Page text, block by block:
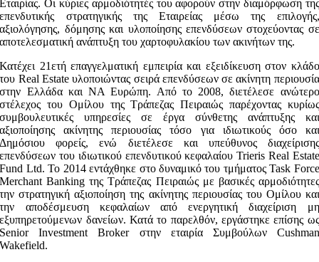
Εταιρίας. Οι κύριες αρμοδιότητές του αφορούν στην διαμόρφωση της
επενδυτικής στρατηγικής της Εταιρείας μέσω της επιλογής,
αξιολόγησης, δόμησης και υλοποίησης επενδύσεων στοχεύοντας σε
αποτελεσματική ανάπτυξη του χαρτοφυλακίου των ακινήτων της.
Κατέχει 21ετή επαγγελματική εμπειρία και εξειδίκευση στον κλάδο
του Real Estate υλοποιώντας σειρά επενδύσεων σε ακίνητη περιουσία
στην Ελλάδα και ΝΑ Ευρώπη. Από το 2008, διετέλεσε ανώτερο
στέλεχος του Ομίλου της Τράπεζας Πειραιώς παρέχοντας κυρίως
συμβουλευτικές υπηρεσίες σε έργα σύνθετης ανάπτυξης και
αξιοποίησης ακίνητης περιουσίας τόσο για ιδιωτικούς όσο και
Δημόσιου φορείς, ενώ διετέλεσε και υπεύθυνος διαχείρισης
επενδύσεων του ιδιωτικού επενδυτικού κεφαλαίου Trieris Real Estate
Fund Ltd. Το 2014 εντάχθηκε στο δυναμικό του τμήματος Task Force
Merchant Banking της Τράπεζας Πειραιώς με βασικές αρμοδιότητες
την στρατηγική αξιοποίηση της ακίνητης περιουσίας του Ομίλου και
την αποδέσμευση κεφαλαίων από ενεργητική διαχείριση μη
εξυπηρετούμενων δανείων. Κατά το παρελθόν, εργάστηκε επίσης ως
Senior Investment Broker στην εταιρία Συμβούλων Cushman
Wakefield.